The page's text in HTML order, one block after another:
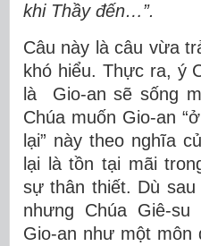
khi Thầy đến…”.
Câu này là câu vừa
khó hiểu. Thực ra, ý
là Gio-an sẽ sống
Chúa muốn Gio-an
lại” này theo nghĩa
lại là tồn tại mãi
sự thân thiết. Dù
nhưng Chúa Giê-
Gio-an như một môn